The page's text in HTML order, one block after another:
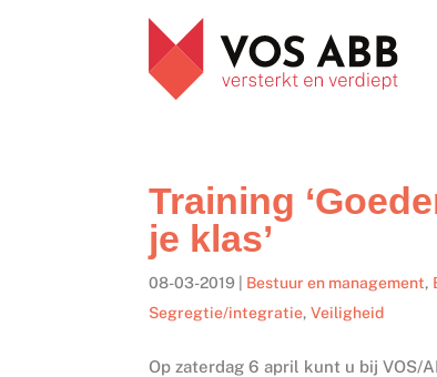
Training
je klas’
08-03-2019 Bestuur en management,
Segregtie/integratie,Veiligheid
Op zaterdag 6 april kunt u bij VOS/